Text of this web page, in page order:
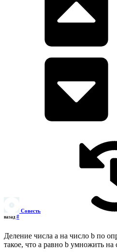
Совесть
назад #
Деление числа a на число b по
такое, что a равно b умножить на